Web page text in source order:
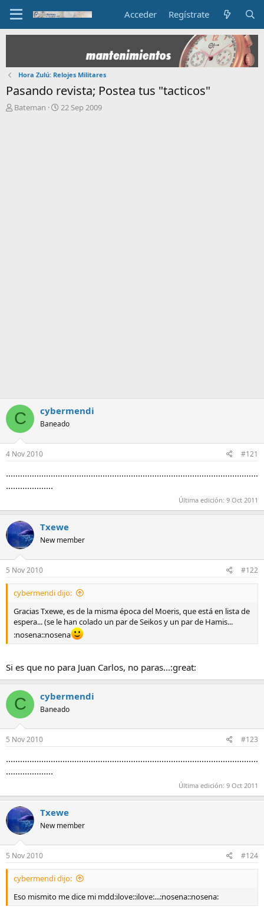
Acceder Regístrate
Hora Zulú: Relojes Militares
Pasando revista; Postea tus "tacticos"
IBateman
F
22 Sep 2009
C cybermendi
Baneado
4 Nov 2010 #121
...........................................................................................................
....................
Última edición: 9 Oct 2011
Txewe
New member
5 Nov 2010 #122
cybermendi dijo:
Gracias Txewe, es de la misma época del Moeris, que está en lista de
espera... (se le han colado un par de Seikos y un par de Hamis...
:nosena::nosena
Si es que no para Juan Carlos, no paras...:great:
C cybermendi
Baneado
5 Nov 2010 #123
...........................................................................................................
....................
Última edición: 9 Oct 2011
Txewe
New member
5 Nov 2010 #124
cybermendi dijo:
Eso mismito me dice mi mdd:ilove::ilove:...:nosena::nosena: